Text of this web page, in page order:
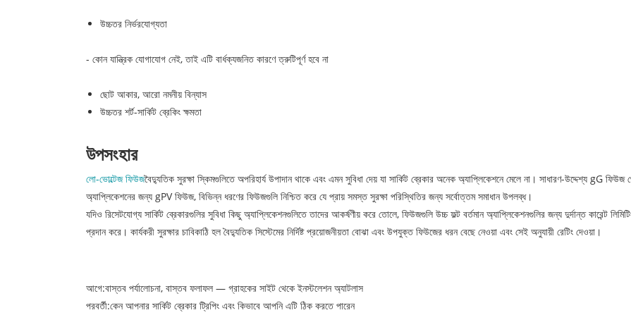
উচ্চতর নির্ভরযোগ্যতা
- কোন যান্ত্রিক যোগাযোগ নেই, তাই এটি বার্ধক্যজনিত কারণে ত্রুটিপূর্ণ হবে না
ছোট আকার, আরো নমনীয় বিন্যাস
উচ্চতর শর্ট-সার্কিট ব্রেকিং ক্ষমতা
উপসংহার
লো-ভোল্টেজ ফিউজবৈদ্যুতিক সুরক্ষা স্কিমগুলিতে অপরিহার্য উপাদান থাকে এবং এমন সুবিধা দেয় যা সার্কিট ব্রেকার অনেক অ্যাপ্লিকেশনে মেলে না। সাধারণ-উদ্দেশ্য gG
অ্যাপ্লিকেশনের জন্য gPV ফিউজ, বিভিন্ন ধরণের ফিউজগুলি নিশ্চিত করে যে প্রায় সমস্ত সুরক্ষা পরিস্থিতির জন্য সর্বোত্তম সমাধান উপলব্ধ।
যদিও রিসেটযোগ্য সার্কিট ব্রেকারগুলির সুবিধা কিছু অ্যাপ্লিকেশনগুলিতে তাদের আকর্ষণীয় করে তোলে, ফিউজগুলি উচ্চ ফল্ট বর্তমান অ্যাপ্লিকেশনগুলির জন্য দুর্দান্ত কারেন্ট
প্রদান করে। কার্যকরী সুরক্ষার চাবিকাঠি হল বৈদ্যুতিক সিস্টেমের নির্দিষ্ট প্রয়োজনীয়তা বোঝা এবং উপযুক্ত ফিউজের ধরন বেছে নেওয়া এবং সেই অনুযায়ী রেটিং দেওয়া।
আগে:বাস্তব পর্যালোচনা, বাস্তব ফলাফল — গ্রাহকের সাইট থেকে ইনস্টলেশন অ্যাটলাস
পরবর্তী:কেন আপনার সার্কিট ব্রেকার ট্রিপিং এবং কিভাবে আপনি এটি ঠিক করতে পারেন